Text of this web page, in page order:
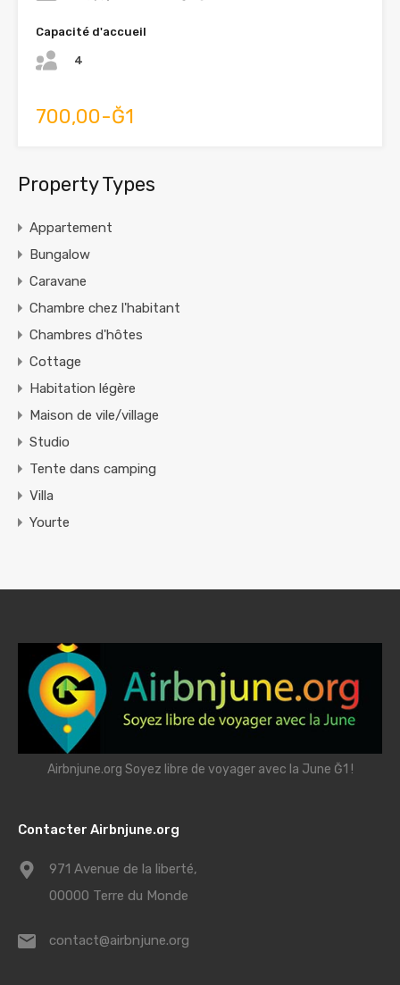
Capacité d'accueil
4
700,00-Ğ1
Property Types
Appartement
Bungalow
Caravane
Chambre chez l'habitant
Chambres d'hôtes
Cottage
Habitation légère
Maison de vile/village
Studio
Tente dans camping
Villa
Yourte
Airbnjune.org Soyez libre de voyager avec la June Ğ1 !
Contacter Airbnjune.org
971 Avenue de la liberté,
00000 Terre du Monde
contact@airbnjune.org